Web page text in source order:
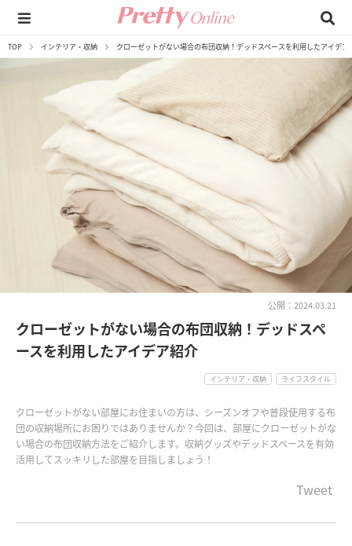
TOP インテリア・収納 クローゼットがない場合の布団収納！デッドスペースを利用したアイデア
公開：2024.03.21
クローゼットがない場合の布団収納！デッドスペ
ースを利用したアイデア紹介
インテリア・収納 ライフスタイル
クローゼットがない部屋にお住まいの方は、シーズンオフや普段使用する布
団の収納場所にお困りではありませんか？今回は、部屋にクローゼットがな
い場合の布団収納方法をご紹介します。収納グッズやデッドスペースを有効
活用してスッキリした部屋を目指しましょう！
Tweet